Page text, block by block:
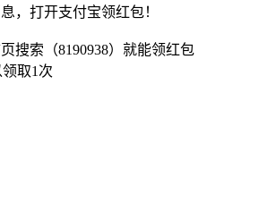
，打开支付宝领红包！
搜索（8190938）就能领红包
取1次